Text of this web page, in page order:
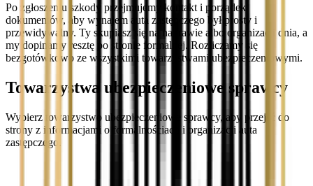
Po zgłoszeniu szkody przejmujemy kontakt i porządek
dokumentów, aby wynajem auta zastępczego był prosty i
przewidywalny. Ty skupiasz się na naprawie albo organizacji dnia, a
my dopinamy resztę po stronie formalnej. Rozliczamy się
bezgotówkowo ze wszystkimi towarzystwami ubezpieczeniowymi.
Towarzystwa ubezpieczeniowe sprawcy
Wybierz towarzystwo ubezpieczeniowe sprawcy, aby przejść do
strony z informacjami o formalnościach i organizacji auta
zastępczego.